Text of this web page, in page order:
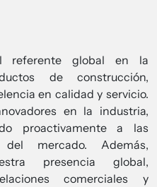
referente global en la
de construcción,
en calidad y servicio.
en la industria,
proactivamente a las
del mercado. Además,
presencia global,
comerciales y